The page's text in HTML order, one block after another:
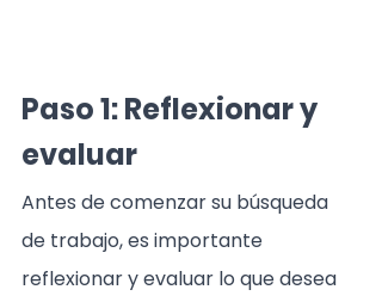
Paso 1: Reflexionar y
evaluar
Antes de comenzar su búsqueda
de trabajo, es importante
reflexionar y evaluar lo que desea